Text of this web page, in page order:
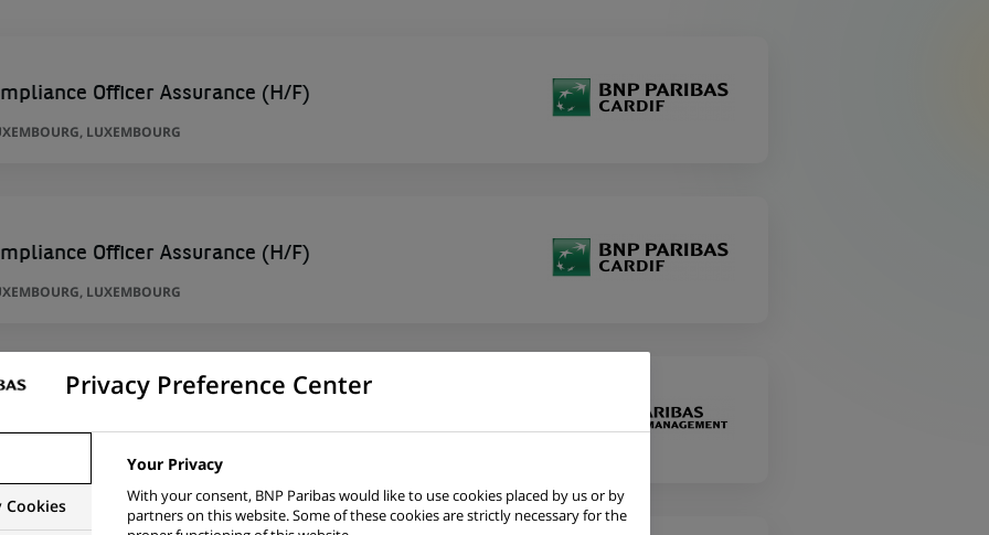
Officer Assurance (H/F)
LUXEMBOURG
Officer Assurance (H/F)
LUXEMBOURG
Privacy Preference Center
Cookies
Your Privacy
With your consent, BNP Paribas would like to use cookies placed by us or by
partners on this website. Some of these cookies are strictly necessary for the